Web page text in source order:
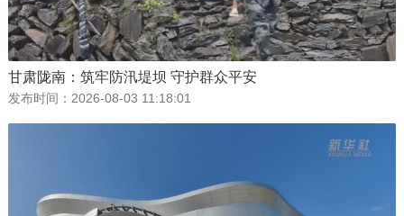
甘肃陇南：筑牢防汛堤坝 守护群众平安
发布时间： 2026-08-03 11:18:01